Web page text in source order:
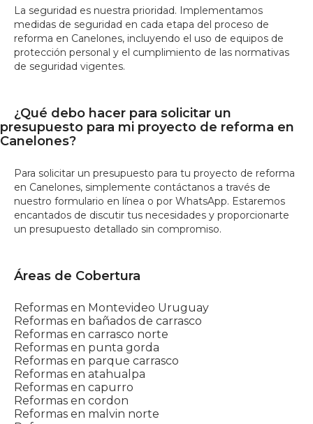
La seguridad es nuestra prioridad. Implementamos
medidas de seguridad en cada etapa del proceso de
reforma en Canelones, incluyendo el uso de equipos de
protección personal y el cumplimiento de las normativas
de seguridad vigentes.
¿Qué debo hacer para solicitar un
presupuesto para mi proyecto de reforma en
Canelones?
Para solicitar un presupuesto para tu proyecto de reforma
en Canelones, simplemente contáctanos a través de
nuestro formulario en línea o por WhatsApp. Estaremos
encantados de discutir tus necesidades y proporcionarte
un presupuesto detallado sin compromiso.
Áreas de Cobertura
Reformas en Montevideo Uruguay
Reformas en bañados de carrasco
Reformas en carrasco norte
Reformas en punta gorda
Reformas en parque carrasco
Reformas en atahualpa
Reformas en capurro
Reformas en cordon
Reformas en malvin norte